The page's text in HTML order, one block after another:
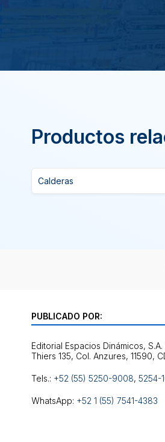
Productos
Calderas
PUBLICADO POR:
Editorial Espacios Dinámicos, S.A.
Tels.: +52 (55) 5250-9008, 5254-
WhatsApp: +52 1 (55) 7541-4383